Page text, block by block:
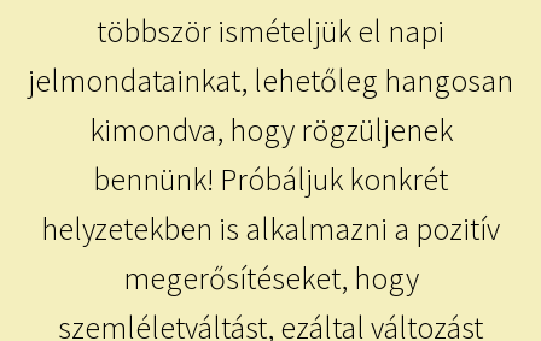
TAROT ELEMZÉS MEGRENDELÉSE LIMITÁLT!
AJÁNDÉKOKKAL!
többször ismételjük el napi
jelmondatainkat, lehetőleg hangosan
kimondva, hogy rögzüljenek
bennünk! Próbáljuk konkrét
helyzetekben is alkalmazni a pozitív
megerősítéseket, hogy
szemléletváltást, ezáltal változást